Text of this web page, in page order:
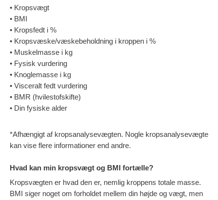
• Kropsvægt
• BMI
• Kropsfedt i %
• Kropsvæske/væskebeholdning i kroppen i %
• Muskelmasse i kg
• Fysisk vurdering
• Knoglemasse i kg
• Visceralt fedt vurdering
• BMR (hvilestofskifte)
• Din fysiske alder
*Afhængigt af kropsanalysevægten. Nogle kropsanalysevægte
kan vise flere informationer end andre.
Hvad kan min kropsvægt og BMI fortælle?
Kropsvægten er hvad den er, nemlig kroppens totale masse.
BMI siger noget om forholdet mellem din højde og vægt, men